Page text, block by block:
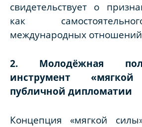
свидетельствует о
как
международных
2. Молодёжная
инструмент
публичной дипломатии
Концепция «мягкой